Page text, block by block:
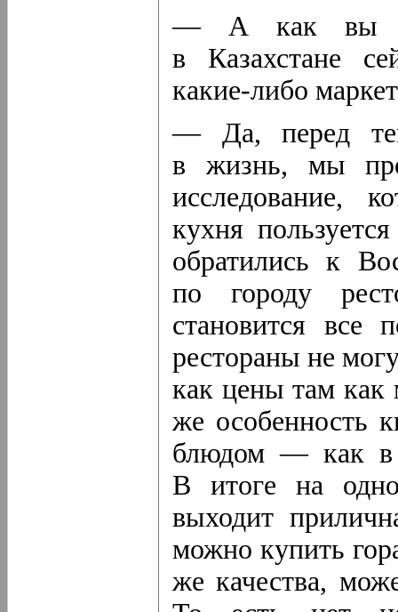
— А как вы
в Казахстане
какие-либо
— Да, перед
в жизнь, мы
исследование,
кухня
обратились к
по городу
становится
рестораны не
как цены там
же особенность
блюдом — как в
В итоге на
выходит
можно купить
же качества,